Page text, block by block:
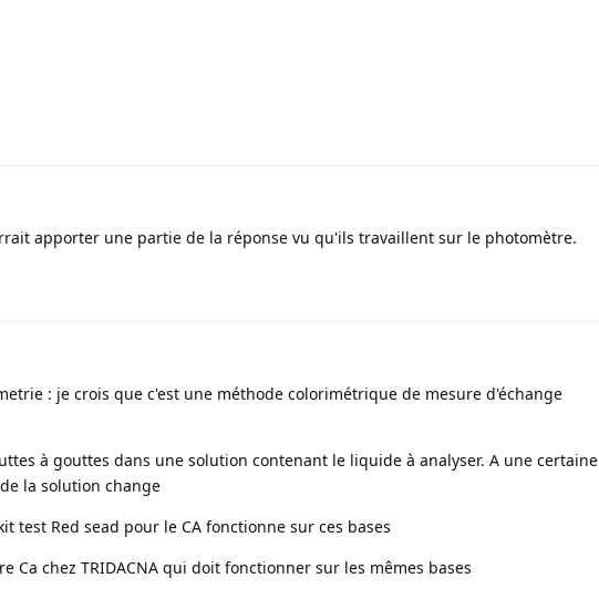
apporter une partie de la réponse vu qu'ils travaillent sur le photomètre.
: je crois que c'est une méthode colorimétrique de mesure d'échange
à gouttes dans une solution contenant le liquide à analyser. A une certaine
la solution change
test Red sead pour le CA fonctionne sur ces bases
Ca chez TRIDACNA qui doit fonctionner sur les mêmes bases